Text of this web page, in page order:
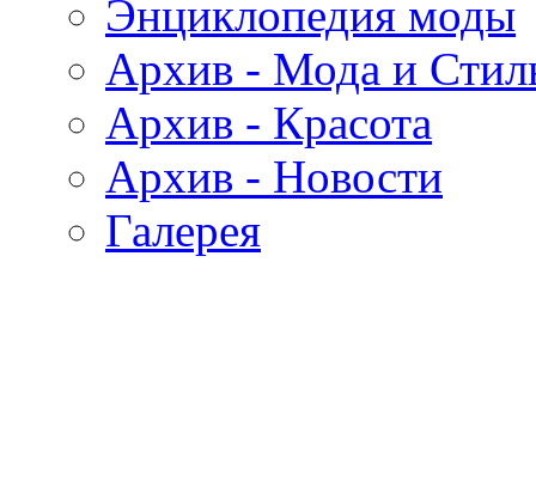
Энциклопедия моды
Архив - Мода и
Архив - Красота
Архив - Новости
Галерея